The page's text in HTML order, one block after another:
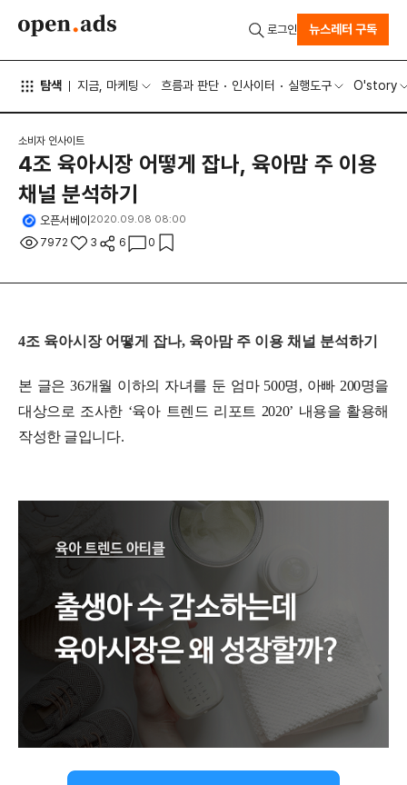
탐색 지금, 마케팅 흐름과 판단 인사이터 실행도구 O'story
로그인 뉴스레터 구독
소비자 인사이트
4조 육아시장 어떻게 잡나, 육아맘 주 이용
채널 분석하기
오픈서베이 2020.09.08 08:00
7972 3 6 0
4조 육아시장 어떻게 잡나, 육아맘 주 이용 채널 분석하기
본 글은 36개월 이하의 자녀를 둔 엄마 500명, 아빠 200명을
대상으로 조사한 ‘육아 트렌드 리포트 2020’ 내용을 활용해
작성한 글입니다.